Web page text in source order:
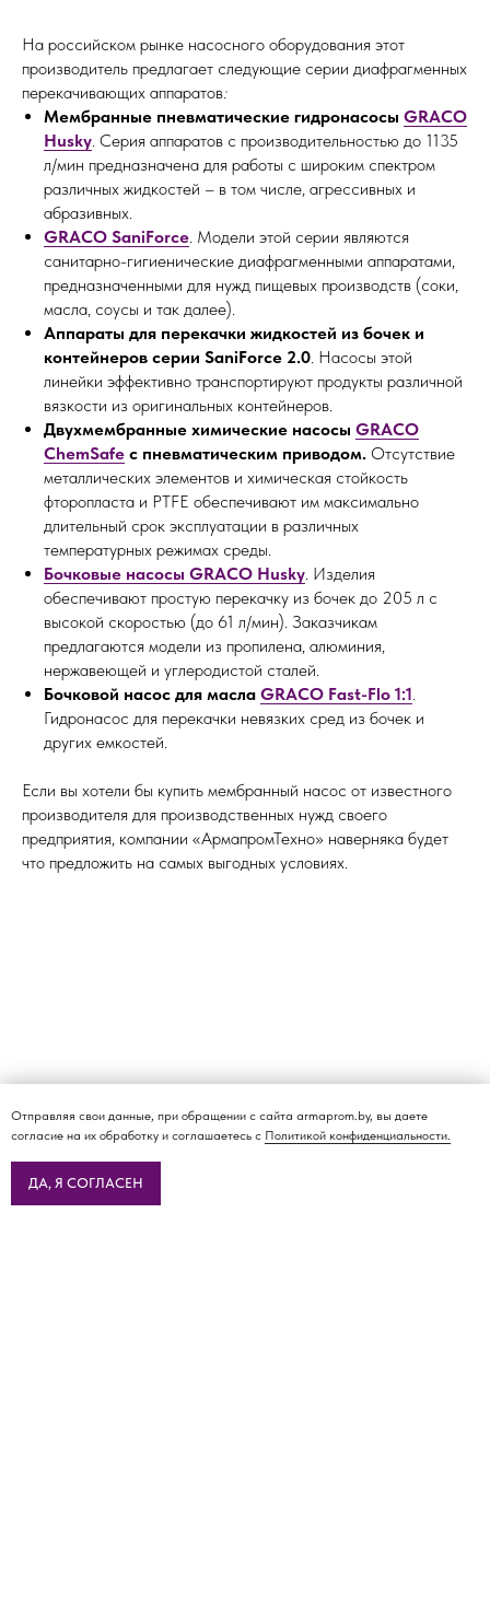
На российском рынке насосного оборудования этот
производитель предлагает следующие серии диафрагменных
перекачивающих аппаратов:
Мембранные пневматические гидронасосы GRACO
Husky. Серия аппаратов с производительностью до 1135
л/мин предназначена для работы с широким спектром
различных жидкостей – в том числе, агрессивных и
абразивных.
GRACO SaniForce. Модели этой серии являются
санитарно-гигиенические диафрагменными аппаратами,
предназначенными для нужд пищевых производств (соки,
масла, соусы и так далее).
Аппараты для перекачки жидкостей из бочек и
контейнеров серии SaniForce 2.0. Насосы этой
линейки эффективно транспортируют продукты различной
вязкости из оригинальных контейнеров.
Двухмембранные химические насосы GRACO
ChemSafe с пневматическим приводом. Отсутствие
металлических элементов и химическая стойкость
фторопласта и PTFE обеспечивают им максимально
длительный срок эксплуатации в различных
температурных режимах среды.
Бочковые насосы GRACO Husky. Изделия
обеспечивают простую перекачку из бочек до 205 л с
высокой скоростью (до 61 л/мин). Заказчикам
предлагаются модели из пропилена, алюминия,
нержавеющей и углеродистой сталей.
Бочковой насос для масла GRACO Fast-Flo 1:1.
Гидронасос для перекачки невязких сред из бочек и
других емкостей.
Если вы хотели бы купить мембранный насос от известного
производителя для производственных нужд своего
предприятия, компании «АрмапромТехно» наверняка будет
что предложить на самых выгодных условиях.
Отправляя свои данные, при обращении с сайта armaprom.by, вы даете
согласие на их обработку и соглашаетесь с Политикой конфиденциальности.
ДА, Я СОГЛАСЕН